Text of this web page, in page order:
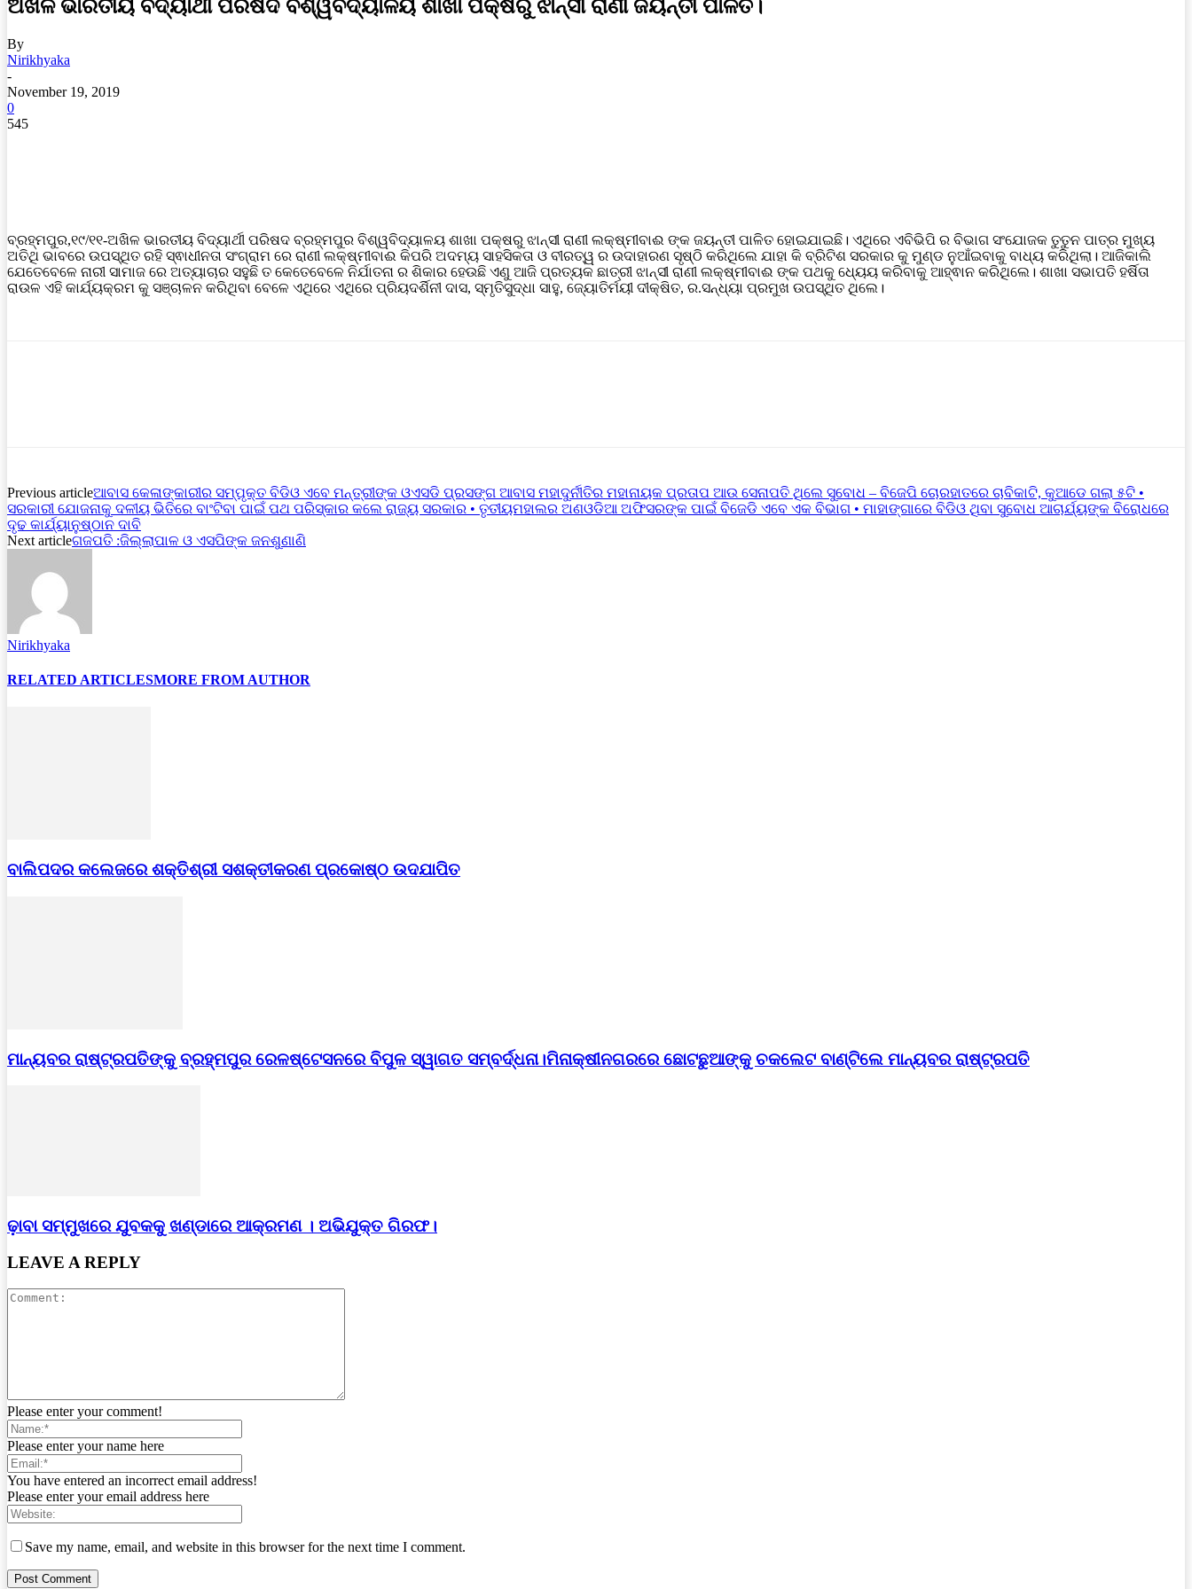
ଅଖିଳ ଭାରତୀୟ ବିଦ୍ୟାର୍ଥୀ ପରିଷଦ ବିଶ୍ୱବିଦ୍ୟାଳୟ ଶାଖା ପକ୍ଷରୁ ଝାନ୍ସୀ ରାଣୀ ଜୟନ୍ତୀ ପାଳିତ।
By
Nirikhyaka
-
November 19, 2019
0
545
ବ୍ରହ୍ମପୁର,୧୯/୧୧-ଅଖିଳ ଭାରତୀୟ ବିଦ୍ୟାର୍ଥୀ ପରିଷଦ ବ୍ରହ୍ମପୁର ବିଶ୍ୱବିଦ୍ୟାଳୟ ଶାଖା ପକ୍ଷରୁ ଝାନ୍ସୀ ରାଣୀ ଲକ୍ଷ୍ମୀବାଈ ଙ୍କ ଜୟନ୍ତୀ ପାଳିତ ହୋଇଯାଇଛି। ଏଥିରେ ଏବିଭିପି ର ବିଭାଗ ସଂଯୋଜକ ତୁତୁନ ପାତ୍ର ମୁଖ୍ୟ
ଅତିଥି ଭାବରେ ଉପସ୍ଥିତ ରହି ସ୍ଵାଧୀନତା ସଂଗ୍ରାମ ରେ ରାଣୀ ଲକ୍ଷ୍ମୀବାଈ କିପରି ଅଦମ୍ୟ ସାହସିକତା ଓ ବୀରତ୍ୱ ର ଉଦାହାରଣ ସୃଷ୍ଠି କରିଥିଲେ ଯାହା କି ବ୍ରିଟିଶ ସରକାର କୁ ମୁଣ୍ଡ ନୁଆଁଇବାକୁ ବାଧ୍ୟ କରିଥିଲା। ଆଜିକାଲି
ଯେତେବେଳେ ନାରୀ ସାମାଜ ରେ ଅତ୍ୟାଚାର ସହୁଛି ତ କେତେବେଳେ ନିର୍ଯାତନା ର ଶିକାର ହେଉଛି ଏଣୁ ଆଜି ପ୍ରତ୍ୟକ ଛାତ୍ରୀ ଝାନ୍ସୀ ରାଣୀ ଲକ୍ଷ୍ମୀବାଈ ଙ୍କ ପଥକୁ ଧ୍ୟେୟ କରିବାକୁ ଆହ୍ଵାନ କରିଥିଲେ। ଶାଖା ସଭାପତି ହର୍ଷିତା
ରାଉଳ ଏହି କାର୍ଯ୍ୟକ୍ରମ କୁ ସଞ୍ଚାଳନ କରିଥିବା ବେଳେ ଏଥିରେ ଏଥିରେ ପ୍ରିୟଦର୍ଶିନୀ ଦାସ, ସ୍ମୃତିସୁଦ୍ଧା ସାହୁ, ଜ୍ୟୋତିର୍ମୟୀ ଦୀକ୍ଷିତ, ର.ସନ୍ଧ୍ୟା ପ୍ରମୁଖ ଉପସ୍ଥିତ ଥିଲେ।
Previous articleଆବାସ କେଳାଙ୍କାରୀର ସମ୍ପୃକ୍ତ ବିଡିଓ ଏବେ ମନ୍ତ୍ରୀଙ୍କ ଓଏସଡି ପ୍ରସଙ୍ଗ ଆବାସ ମହାଦୁର୍ନୀତିର ମହାନାୟକ ପ୍ରତାପ ଆଉ ସେନାପତି ଥିଲେ ସୁବୋଧ – ବିଜେପି ଚୋରହାତରେ ଚାବିକାଟି, କୁଆଡେ ଗଲା ୫ଟି •
ସରକାରୀ ଯୋଜନାକୁ ଦଳୀୟ ଭିତିରେ ବାଂଟିବା ପାଇଁ ପଥ ପରିସ୍କାର କଲେ ରାଜ୍ୟ ସରକାର • ତୃତୀୟମହାଲର ଅଣଓଡିଆ ଅଫିସରଙ୍କ ପାଇଁ ବିଜେଡି ଏବେ ଏକ ବିଭାଗ • ମାହାଙ୍ଗାରେ ବିଡିଓ ଥିବା ସୁବୋଧ ଆଚାର୍ଯ୍ୟଙ୍କ ବିରୋଧରେ
ଦୃଢ କାର୍ଯ୍ୟାନୁଷ୍ଠାନ ଦାବି
Next articleଗଜପତି :ଜିଲ୍ଲାପାଳ ଓ ଏସପିଙ୍କ ଜନଶୁଣାଣି
Nirikhyaka
RELATED ARTICLESMORE FROM AUTHOR
ବାଲିପଦର କଲେଜରେ ଶକ୍ତିଶ୍ରୀ ସଶକ୍ତୀକରଣ ପ୍ରକୋଷ୍ଠ ଉଦଯାପିତ
ମାନ୍ୟବର ରାଷ୍ଟ୍ରପତିଙ୍କୁ ବ୍ରହ୍ମପୁର ରେଳଷ୍ଟେସନରେ ବିପୁଳ ସ୍ୱାଗତ ସମ୍ବର୍ଦ୍ଧନା।ମିନାକ୍ଷୀନଗରରେ ଛୋଟଛୁଆଙ୍କୁ ଚକଲେଟ ବାଣ୍ଟିଲେ ମାନ୍ୟବର ରାଷ୍ଟ୍ରପତି
ଢ଼ାବା ସମ୍ମୁଖରେ ଯୁବକକୁ ଖଣ୍ଡାରେ ଆକ୍ରମଣ । ଅଭିଯୁକ୍ତ ଗିରଫ।
LEAVE A REPLY
Please enter your comment!
Please enter your name here
You have entered an incorrect email address!
Please enter your email address here
Save my name, email, and website in this browser for the next time I comment.